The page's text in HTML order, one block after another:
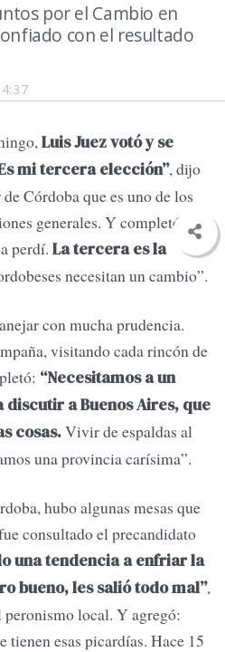
por el Cambio en
con el resultado
Luis Juez votó y se
mi tercera elección”, dijo
Córdoba que es uno de los
generales. Y completó:
perdí. La tercera es la
necesitan un cambio”.
con mucha prudencia.
visitando cada rincón de
“Necesitamos a un
a Buenos Aires, que
cosas.Vivir de espaldas al
una provincia carísima”.
hubo algunas mesas que
consultado el precandidato
una tendencia a enfriar la
bueno, les salió todo mal”,
local. Y agregó:
esas picardías. Hace 15